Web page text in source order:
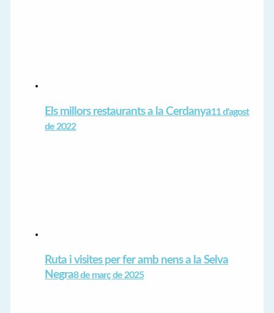
Els millors restaurants a la Cerdanya11 d'agost
de 2022
Ruta i visites per fer amb nens a la Selva
Negra8 de març de 2025